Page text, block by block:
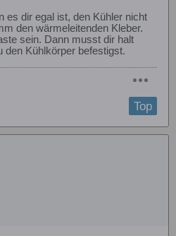
es dir egal ist, den Kühler nicht
den wärmeleitenden Kleber.
sein. Dann musst dir halt
den Kühlkörper befestigst.
Top